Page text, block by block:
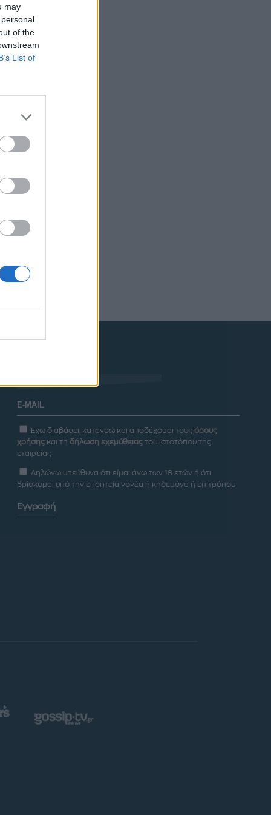
may
of the
List of
Έχω διαβάσει, κατανοώ και αποδέχομαι τους όρους
χρήσης και τη δήλωση εχεμύθειας του ιστοτόπου της
εταιρείας
Δηλώνω υπεύθυνα ότι είμαι άνω των 18 ετών ή ότι
βρίσκομαι υπό την εποπτεία γονέα ή κηδεμόνα ή επιτρόπου
Εγγραφή